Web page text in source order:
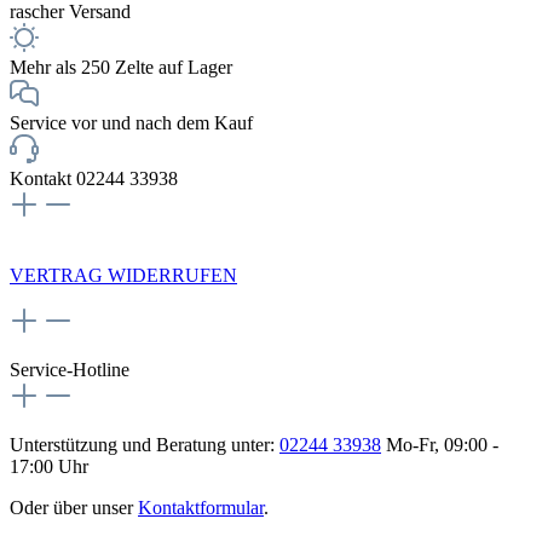
rascher Versand
Mehr als 250 Zelte auf Lager
Service vor und nach dem Kauf
Kontakt 02244 33938
VERTRAG WIDERRUFEN
Service-Hotline
Unterstützung und Beratung unter: 02244 33938 Mo-Fr, 09:00 -
17:00 Uhr
Oder über unserKontaktformular.